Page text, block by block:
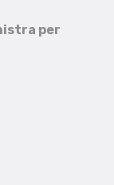
per